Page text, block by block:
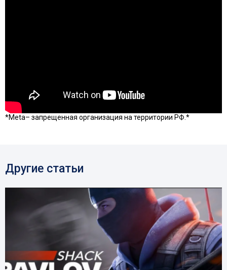
*Meta– запрещенная организация на территории РФ.*
Другие статьи